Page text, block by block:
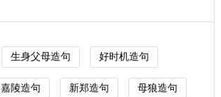
生身父母造句 好时机造句
嘉陵造句 新郑造句 母狼造句